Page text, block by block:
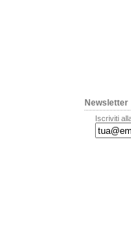
Newsletter
Iscriviti